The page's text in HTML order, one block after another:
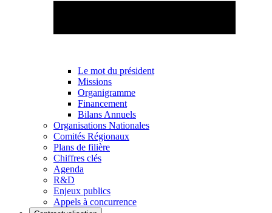
Le mot du président
Missions
Organigramme
Financement
Bilans Annuels
Organisations Nationales
Comités Régionaux
Plans de filière
Chiffres clés
Agenda
R&D
Enjeux publics
Appels à concurrence